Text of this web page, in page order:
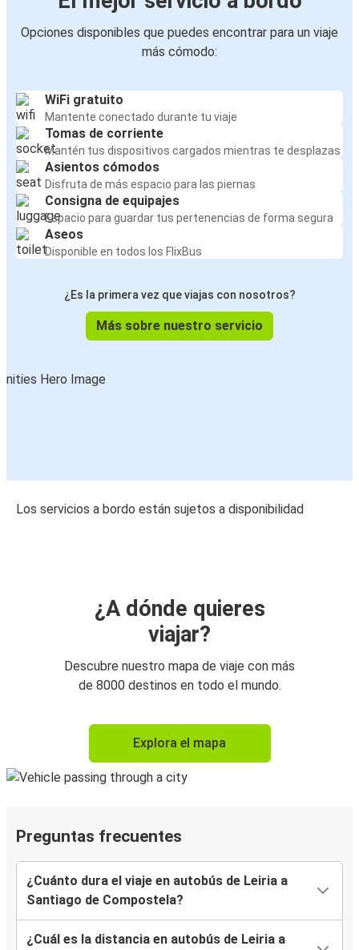
Opciones disponibles que puedes encontrar para un viaje
más cómodo:
WiFi gratuito
Mantente conectado durante tu viaje
Tomas de corriente
Mantén tus dispositivos cargados mientras te desplazas
Asientos cómodos
Disfruta de más espacio para las piernas
Consigna de equipajes
Espacio para guardar tus pertenencias de forma segura
Aseos
Disponible en todos los FlixBus
¿Es la primera vez que viajas con nosotros?
Más sobre nuestro servicio
Los servicios a bordo están sujetos a disponibilidad
¿A dónde quieres
viajar?
Descubre nuestro mapa de viaje con más
de 8000 destinos en todo el mundo.
Explora el mapa
Preguntas frecuentes
¿Cuánto dura el viaje en autobús de Leiria a
Santiago de Compostela?
¿Cuál es la distancia en autobús de Leiria a